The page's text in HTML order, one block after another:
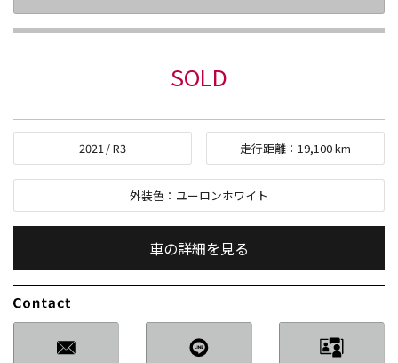
SOLD
2021/R3 走行距離：19,100km
外装色： ユーロンホワイト
車の詳細を見る
車検：2年付